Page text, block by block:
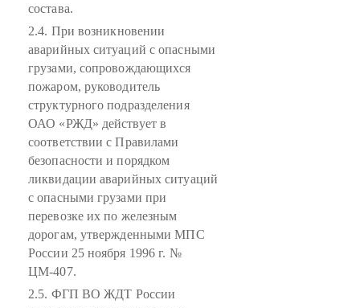
состава.
2.4. При возникновении
аварийных ситуаций с опасными
грузами, сопровождающихся
пожаром, руководитель
структурного подразделения
ОАО «РЖД» действует в
соответствии с Правилами
безопасности и порядком
ликвидации аварийных ситуаций
с опасными грузами при
перевозке их по железным
дорогам, утвержденными МПС
России 25 ноября 1996 г. №
ЦМ-407.
2.5. ФГП ВО ЖДТ России